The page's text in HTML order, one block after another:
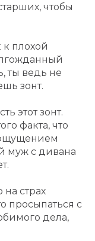
чтобы
плохой
ты ведь не
зонт.
этот зонт.
факта, что
муж с дивана
на страх
просыпаться с
дела,